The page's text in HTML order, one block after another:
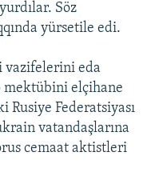
Söz
yürsetile edi.
vazifelerini eda
mektübini elçihane
Federatsiyası
vatandaşlarına
cemaat aktistleri